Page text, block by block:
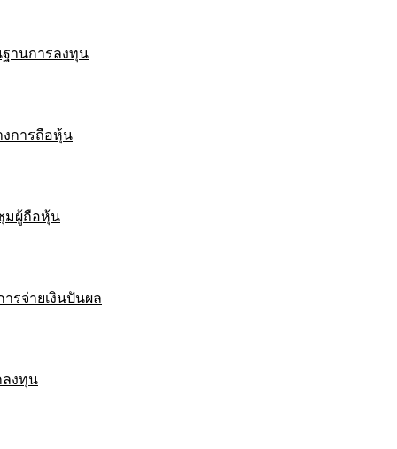
านการลงทุน
งการถือหุ้น
มผู้ถือหุ้น
รจ่ายเงินปันผล
งทุน